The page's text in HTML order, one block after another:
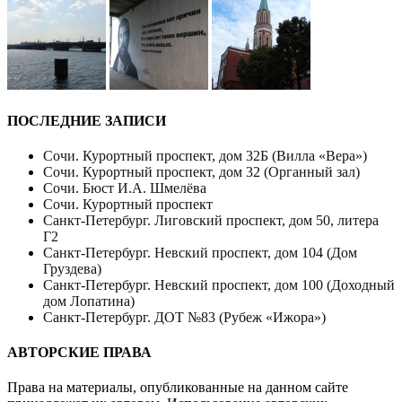
ПОСЛЕДНИЕ ЗАПИСИ
Сочи. Курортный проспект, дом 32Б (Вилла «Вера»)
Сочи. Курортный проспект, дом 32 (Органный зал)
Сочи. Бюст И.А. Шмелёва
Сочи. Курортный проспект
Санкт-Петербург. Лиговский проспект, дом 50, литера
Г2
Санкт-Петербург. Невский проспект, дом 104 (Дом
Груздева)
Санкт-Петербург. Невский проспект, дом 100 (Доходный
дом Лопатина)
Санкт-Петербург. ДОТ №83 (Рубеж «Ижора»)
АВТОРСКИЕ ПРАВА
Права на материалы, опубликованные на данном сайте